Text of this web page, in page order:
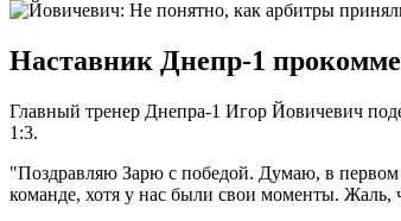
Наставник Днепр-1
Главный тренер Днепра-1 Игор Йовичевич
1:3.
"Поздравляю Зарю с победой. Думаю, в первом
команде, хотя у нас были свои моменты. Жаль,